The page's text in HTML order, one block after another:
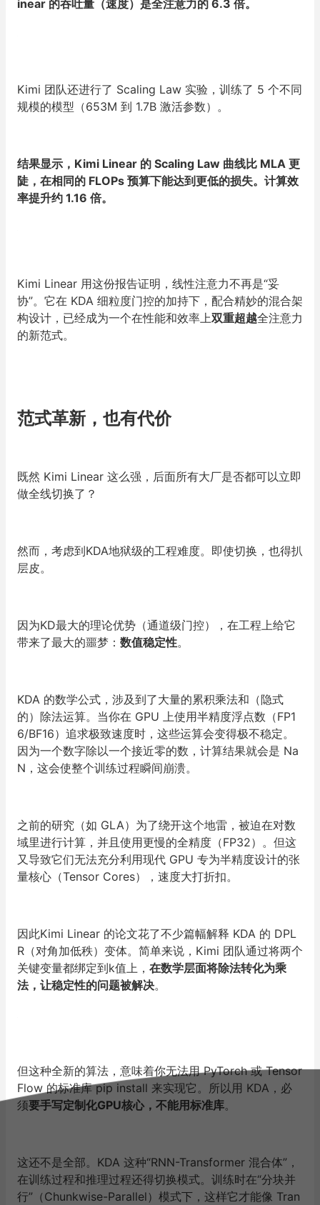
inear 的吞吐量（速度）是全注意力的 6.3 倍。
Kimi 团队还进行了 Scaling Law 实验，训练了 5 个不同
规模的模型（653M 到 1.7B 激活参数）。
结果显示，Kimi Linear 的 Scaling Law 曲线比 MLA 更
陡，在相同的 FLOPs 预算下能达到更低的损失。计算效
率提升约 1.16 倍。
Kimi Linear 用这份报告证明，线性注意力不再是“妥
协”。它在 KDA 细粒度门控的加持下，配合精妙的混合架
构设计，已经成为一个在性能和效率上双重超越全注意力
的新范式。
范式革新，也有代价
既然 Kimi Linear 这么强，后面所有大厂是否都可以立即
做全线切换了？
然而，考虑到KDA地狱级的工程难度。即使切换，也得扒
层皮。
因为KD最大的理论优势（通道级门控），在工程上给它
带来了最大的噩梦： 数值稳定性。
KDA 的数学公式，涉及到了大量的累积乘法和（隐式
的）除法运算。当你在 GPU 上使用半精度浮点数（FP1
6/BF16）追求极致速度时，这些运算会变得极不稳定。
因为一个数字除以一个接近零的数，计算结果就会是 Na
N，这会使整个训练过程瞬间崩溃。
之前的研究（如 GLA）为了绕开这个地雷，被迫在对数
域里进行计算，并且使用更慢的全精度（FP32）。但这
又导致它们无法充分利用现代 GPU 专为半精度设计的张
量核心（Tensor Cores），速度大打折扣。
因此Kimi Linear 的论文花了不少篇幅解释 KDA 的 DPL
R（对角加低秩）变体。简单来说，Kimi 团队通过将两个
关键变量都绑定到k值上， 在数学层面将除法转化为乘
法，让稳定性的问题被解决。
但这种全新的算法，意味着你无法用 PyTorch 或 Tensor
Flow 的标准库 pip install 来实现它。所以用 KDA，必
须要手写定制化GPU核心，不能用标准库。
这还不是全部。KDA 这种“RNN-Transformer 混合体”，
在训练过程和推理过程还得切换模式。训练时在“分块并
行”（Chunkwise-Parallel）模式下，这样它才能像 Tran